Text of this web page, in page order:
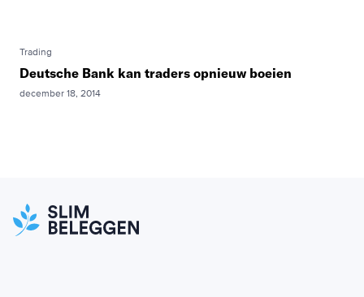
Trading
Deutsche Bank kan traders opnieuw boeien
december 18, 2014